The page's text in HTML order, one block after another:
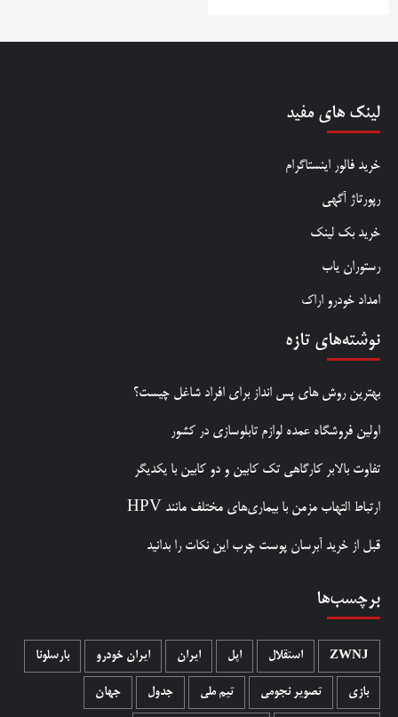
لینک های مفید
خرید فالور اینستاگرام
رپورتاژ آگهی
خرید بک لینک
رستوران یاب
امداد خودرو اراک
نوشته‌های تازه
بهترین روش‌ های پس‌ انداز برای افراد شاغل چیست؟
اولین فروشگاه عمده لوازم تابلوسازی در کشور
تفاوت بالابر کارگاهی تک کابین و دو کابین با یکدیگر
ارتباط التهاب مزمن با بیماری‌های مختلف مانند HPV
قبل از خرید آبرسان پوست چرب این نکات را بدانید
برچسب‌ها
ZWNJ استقلال اپل ایران ایران خودرو بارسلونا
بازی تصویر نجومی تیم ملی جدول جهان